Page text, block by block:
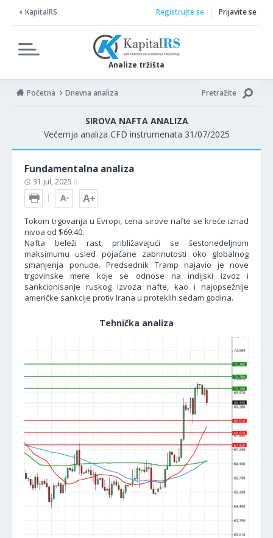
KapitalRS
Analize tržišta
Registrujte se Prijavite se
Početna Dnevna analiza Pretražite
SIROVA NAFTA ANALIZA
Večernja analiza CFD instrumenata 31/07/2025
Fundamentalna analiza
31 jul, 2025
Tokom trgovanja u Evropi, cena sirove nafte se kreće iznad
nivoa od $69.40.
Nafta beleži rast, približavajući se šestonedeljnom
maksimumu usled pojačane zabrinutosti oko globalnog
smanjenja ponude. Predsednik Tramp najavio je nove
trgovinske mere koje se odnose na indijski izvoz i
sankcionisanje ruskog izvoza nafte, kao i najopsežnije
američke sankcije protiv Irana u proteklih sedam godina.
Tehnička analiza